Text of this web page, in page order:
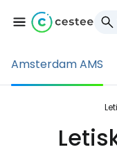
Amsterdam AMS
...